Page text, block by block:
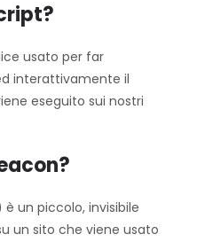
usato per far
interattivamente il
eseguito sui nostri
un piccolo, invisibile
un sito che viene usato